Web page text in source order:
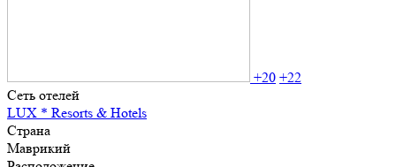
+20 +22
Сеть отелей
LUX * Resorts & Hotels
Страна
Маврикий